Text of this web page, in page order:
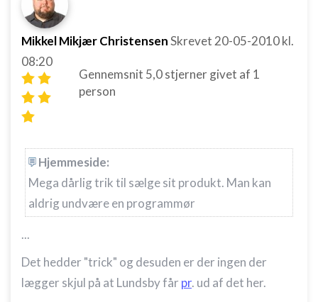
Mikkel Mikjær ChristensenSkrevet 20-05-2010kl.
08:20
Gennemsnit 5,0stjerner givet af 1
person
Hjemmeside:
Mega dårlig trik til sælge sit produkt. Man kan
aldrig undvære en programmør
...
Det hedder "trick" og desuden er der ingen der
lægger skjul på at Lundsby får pr. ud af det her.